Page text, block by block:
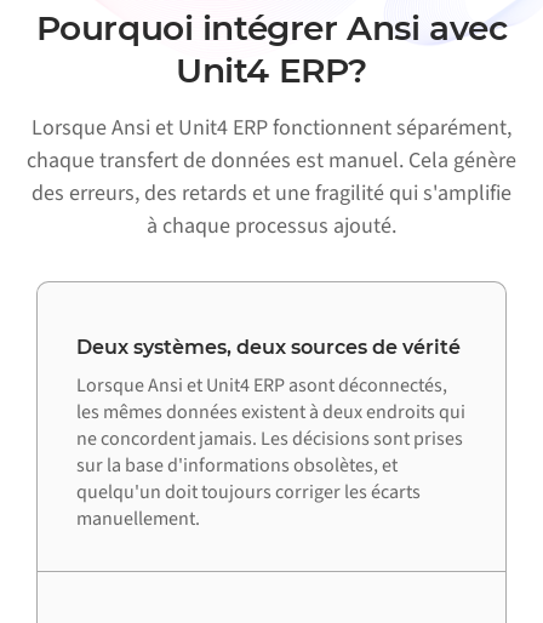
Pourquoi intégrer Ansi avec
Unit4 ERP?
Lorsque Ansi et Unit4 ERP fonctionnent séparément,
chaque transfert de données est manuel. Cela génère
des erreurs, des retards et une fragilité qui s'amplifie
à chaque processus ajouté.
Deux systèmes, deux sources de vérité
Lorsque Ansi et Unit4 ERP asont déconnectés,
les mêmes données existent à deux endroits qui
ne concordent jamais. Les décisions sont prises
sur la base d'informations obsolètes, et
quelqu'un doit toujours corriger les écarts
manuellement.